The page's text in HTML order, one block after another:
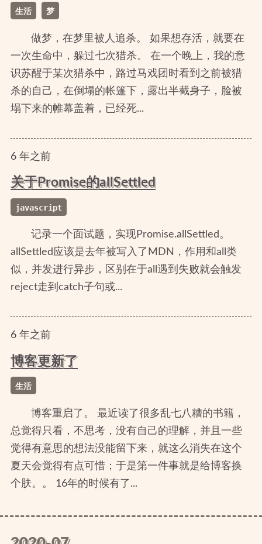
生活 梦
做梦，在梦里被人追杀。 如果想存活，就要在
一次生命中，躲过七次猎杀。 在一个晚上，我的意
识苏醒于某次猎杀中，路过马戏团时看到之前被猎
杀的自己，在倒塌的帐篷下，露出半截身子，脸被
塌下来的帷幕盖着，已经死...
6年之前
关于Promise的allSettled
javascript
记录一个面试题，实现Promise.allSettled。
allSettled应该是去年被写入了MDN，作用和all类
似，并发进行异步，区别在于all遇到失败就会触发
reject走到catch子句或...
6年之前
博客更新了
生活
博客重启了。 最近读了很多乱七八糟的书籍，
总觉得只看，不思考，没有自己的理解，并且一些
觉得有意思的想法没能留下来，就这么消失在这个
夏天会觉得有点可惜；于是第一件事就是给博客换
个肤。。 16年的时候有了...